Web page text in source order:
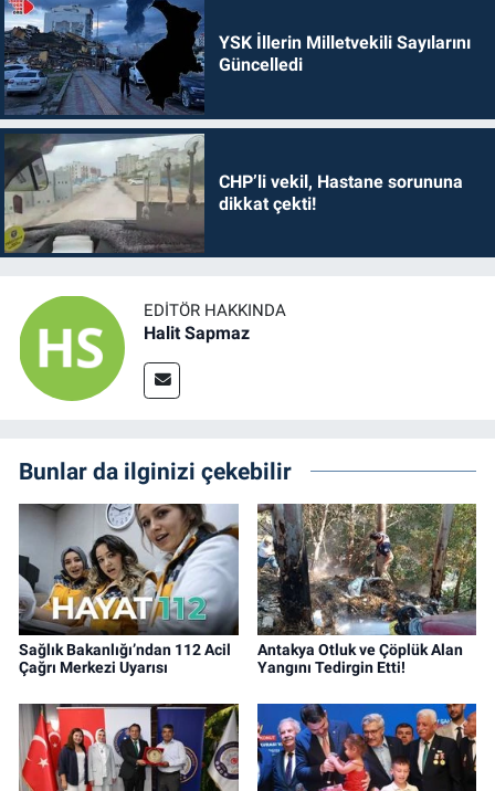
YSK İllerin Milletvekili Sayılarını
Güncelledi
CHP’li vekil, Hastane sorununa
dikkat çekti!
EDITÖR HAKKINDA
Halit Sapmaz
Bunlar da ilginizi çekebilir
Sağlık Bakanlığı’ndan 112 Acil
Çağrı Merkezi Uyarısı
Antakya Otluk ve Çöplük Alan
Yangını Tedirgin Etti!